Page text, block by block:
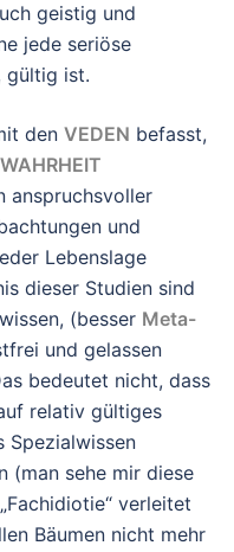
geistig und
jede seriöse
gültig ist.
den VEDEN befasst,
anspruchsvoller
und
Lebenslage
dieser Studien sind
(besser Meta-
und gelassen
bedeutet nicht, dass
relativ gültiges
Spezialwissen
(man sehe mir diese
verleitet
Bäumen nicht mehr